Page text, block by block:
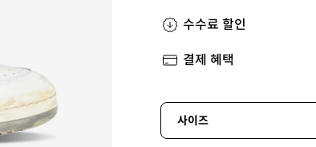
수수료 할인
결제 혜택
사이즈